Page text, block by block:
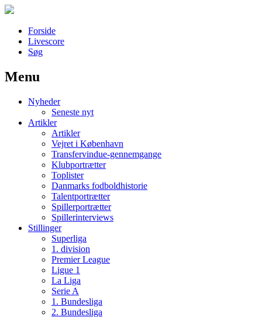
Forside
Livescore
Søg
Наши партнеры
лучшие займы
Menu
Nyheder
Seneste nyt
Artikler
Artikler
Vejret i København
Transfervindue-gennemgange
Klubportrætter
Toplister
Danmarks fodboldhistorie
Talentportrætter
Spillerportrætter
Spillerinterviews
Stillinger
Superliga
1. division
Premier League
Ligue 1
La Liga
Serie A
1. Bundesliga
2. Bundesliga